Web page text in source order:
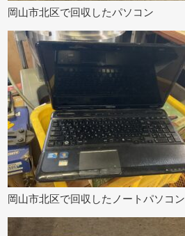
岡山市北区で回収したパソコン
岡山市北区で回収したノートパソコン